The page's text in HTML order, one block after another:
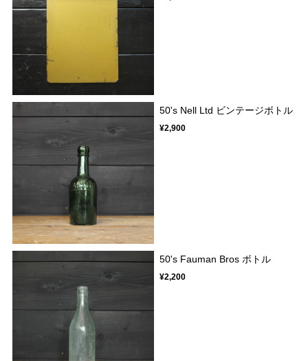
50's Nell Ltd ビンテージボトル
¥2,900
50's Fauman Bros ボトル
¥2,200